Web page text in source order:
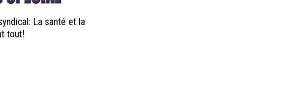
La santé et la
tout!